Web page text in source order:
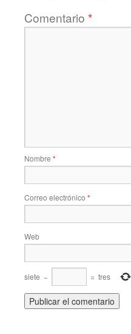
Comentario *
Nombre *
Correo electrónico *
Web
siete − = tres